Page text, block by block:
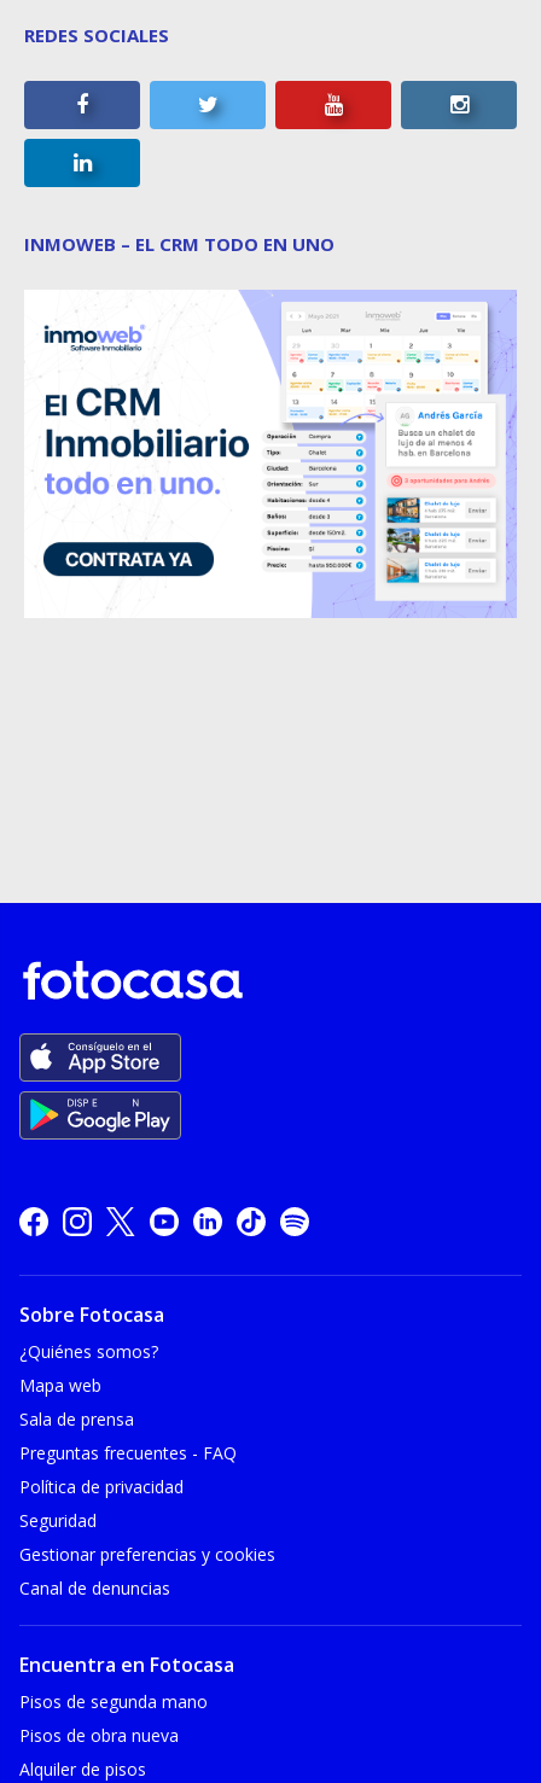
REDES SOCIALES
INMOWEB – EL CRM TODO EN UNO
Sobre Fotocasa
¿Quiénes somos?
Mapa web
Sala de prensa
Preguntas frecuentes - FAQ
Política de privacidad
Seguridad
Gestionar preferencias y cookies
Canal de denuncias
Encuentra en Fotocasa
Pisos de segunda mano
Pisos de obra nueva
Alquiler de pisos